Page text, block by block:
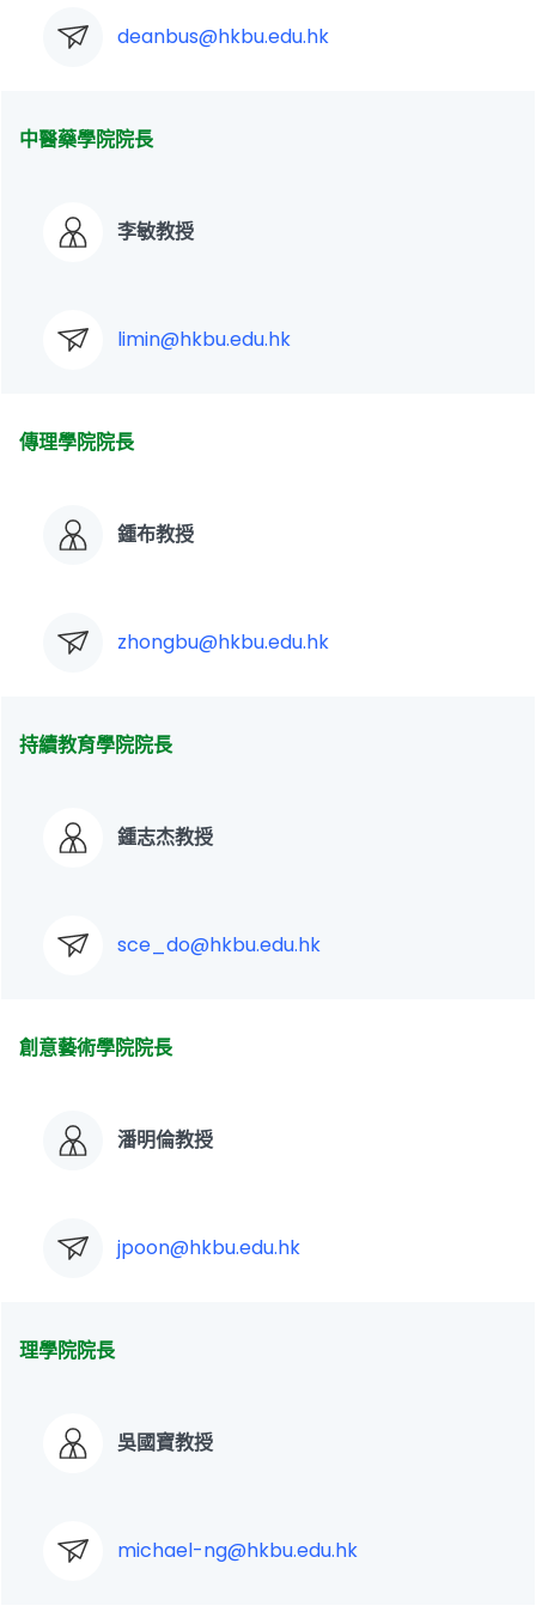
deanbus@hkbu.edu.hk
中醫藥學院院長
李敏教授
limin@hkbu.edu.hk
傳理學院院長
鍾布教授
zhongbu@hkbu.edu.hk
持續教育學院院長
鍾志杰教授
sce_do@hkbu.edu.hk
創意藝術學院院長
潘明倫教授
jpoon@hkbu.edu.hk
理學院院長
吳國寶教授
michael-ng@hkbu.edu.hk